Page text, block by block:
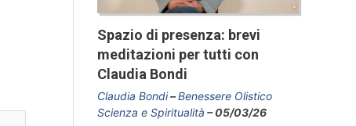
Spazio di presenza: brevi
meditazioni per tutti con
Claudia Bondi
Claudia Bondi
Benessere Olistico
Scienza e Spiritualità
05/03/26